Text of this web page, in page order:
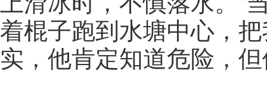
着棍子跑到水塘中心，
实，他肯定知道危险，